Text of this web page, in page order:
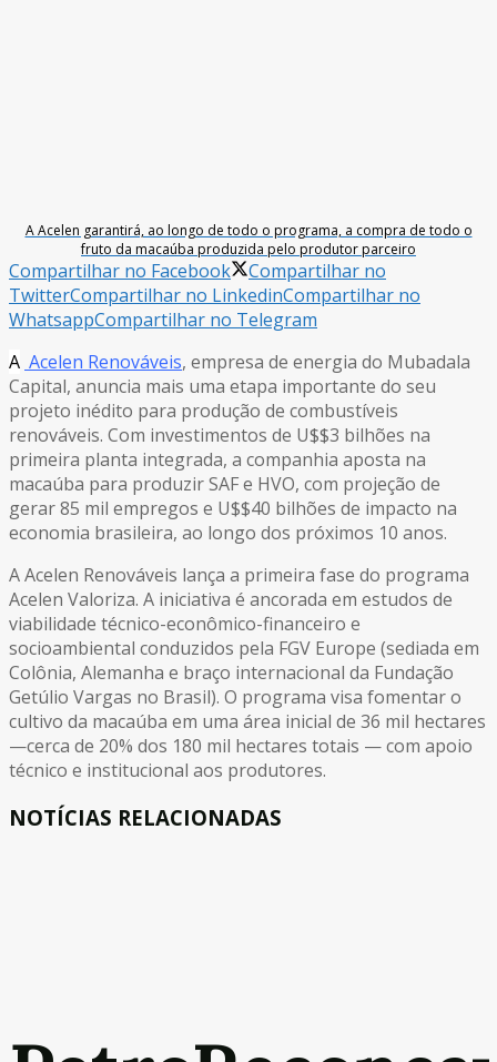
A Acelen garantirá, ao longo de todo o programa, a compra de todo o
fruto da macaúba produzida pelo produtor parceiro
Compartilhar no Facebook
Compartilhar no
TwitterCompartilhar no LinkedinCompartilhar no
WhatsappCompartilhar no Telegram
A Acelen Renováveis, empresa de energia do Mubadala
Capital, anuncia mais uma etapa importante do seu
projeto inédito para produção de combustíveis
renováveis. Com investimentos de U$$3 bilhões na
primeira planta integrada, a companhia aposta na
macaúba para produzir SAF e HVO, com projeção de
gerar 85 mil empregos e U$$40 bilhões de impacto na
economia brasileira, ao longo dos próximos 10 anos.
A Acelen Renováveis lança a primeira fase do programa
Acelen Valoriza. A iniciativa é ancorada em estudos de
viabilidade técnico-econômico-financeiro e
socioambiental conduzidos pela FGV Europe (sediada em
Colônia, Alemanha e braço internacional da Fundação
Getúlio Vargas no Brasil). O programa visa fomentar o
cultivo da macaúba em uma área inicial de 36 mil hectares
—cerca de 20% dos 180 mil hectares totais — com apoio
técnico e institucional aos produtores.
NOTÍCIAS RELACIONADAS